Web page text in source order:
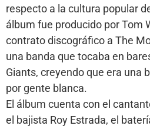
respecto a la cultura popular
álbum fue producido por Tom
contrato discográfico a The
una banda que tocaba en
Giants, creyendo que era una
por gente blanca.
El álbum cuenta con el
el bajista Roy Estrada, el